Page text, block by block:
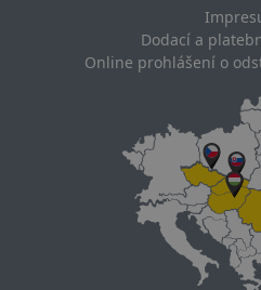
Dodací a
Online prohlášení o